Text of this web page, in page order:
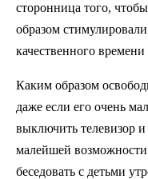
сторонница того,
образом
качественного
Каким образом
даже если его очень
выключить телевизор
малейшей
беседовать с детьми